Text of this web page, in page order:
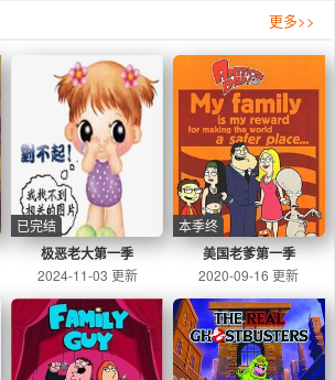
更多>>
极恶老大第一季
已完结
2024-11-03 更新
美国老爹第一季
本季终
2020-09-16 更新